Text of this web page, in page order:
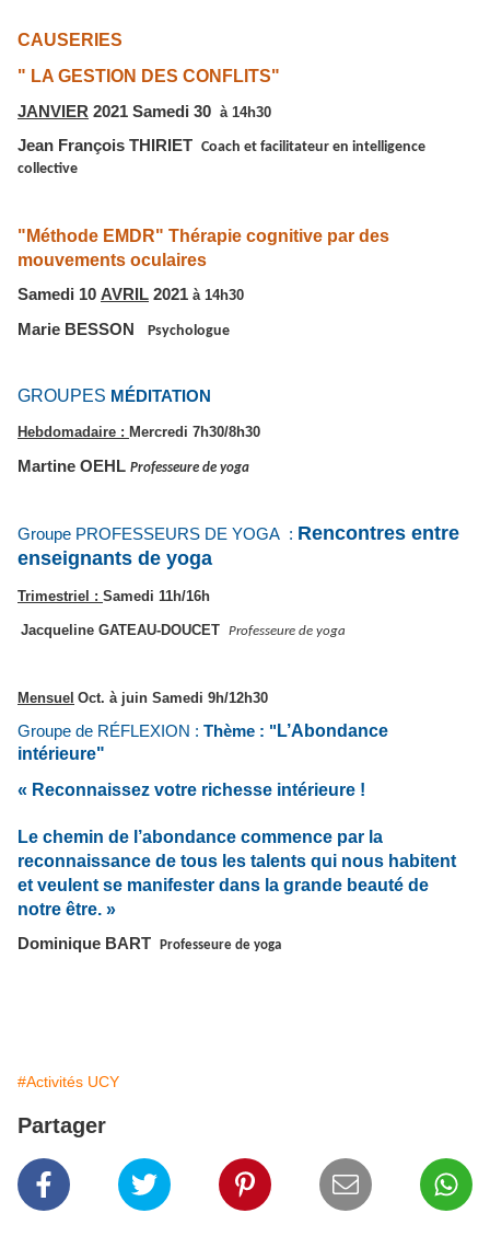
CAUSERIES
" LA GESTION DES CONFLITS"
JANVIER 2021 Samedi 30 à 14h30
Jean François THIRIET Coach et facilitateur en intelligence
collective
"Méthode EMDR" Thérapie cognitive par des
mouvements oculaires
Samedi 10 AVRIL 2021 à 14h30
Marie BESSON Psychologue
GROUPES MÉDITATION
Hebdomadaire : Mercredi 7h30/8h30
Martine OEHL Professeure de yoga
Groupe PROFESSEURS DE YOGA : Rencontres entre
enseignants de yoga
Trimestriel : Samedi 11h/16h
Jacqueline GATEAU-DOUCET Professeure de yoga
Mensuel Oct. à juin Samedi 9h/12h30
Groupe de RÉFLEXION : Thème : "L’Abondance
intérieure"
« Reconnaissez votre richesse intérieure !
Le chemin de l’abondance commence par la
reconnaissance de tous les talents qui nous habitent
et veulent se manifester dans la grande beauté de
notre être. »
Dominique BART Professeure de yoga
#Activités UCY
Partager